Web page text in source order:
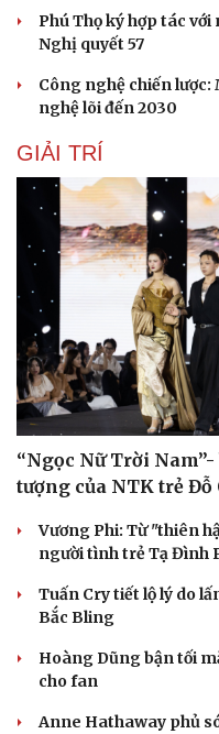
Phú Thọ ký hợp tác
Nghị quyết 57
Công nghệ chiến
nghệ lõi đến 2030
GIẢI TRÍ
“Ngọc Nữ Trời
tượng của NTK trẻ
Vương Phi: Từ "thiên
người tình trẻ Tạ Đình
Tuấn Cry tiết lộ lý do
Bắc Bling
Hoàng Dũng bận tối
cho fan
Anne Hathaway phủ